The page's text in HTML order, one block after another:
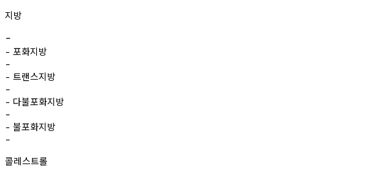
지방
-
- 포화지방
-
- 트랜스지방
-
- 다불포화지방
-
- 불포화지방
-
콜레스트롤